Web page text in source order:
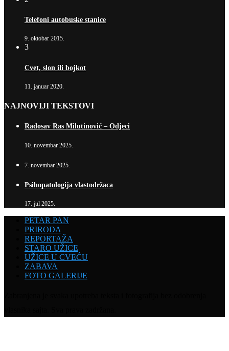
Telefoni autobuske stanice
9. oktobar 2015.
3
Cvet, slon ili bojkot
11. januar 2020.
NAJNOVIJI TEKSTOVI
Radosav Ras Milutinović – Odjeci
10. novembar 2025.
7. novembar 2025.
Psihopatologija vlastodržaca
17. jul 2025.
PETAR PAN
PRIRODA
REPORTAŽA
STARO UŽICE
UŽICE U CVEĆU
ZABAVA
FOTO GALERIJE